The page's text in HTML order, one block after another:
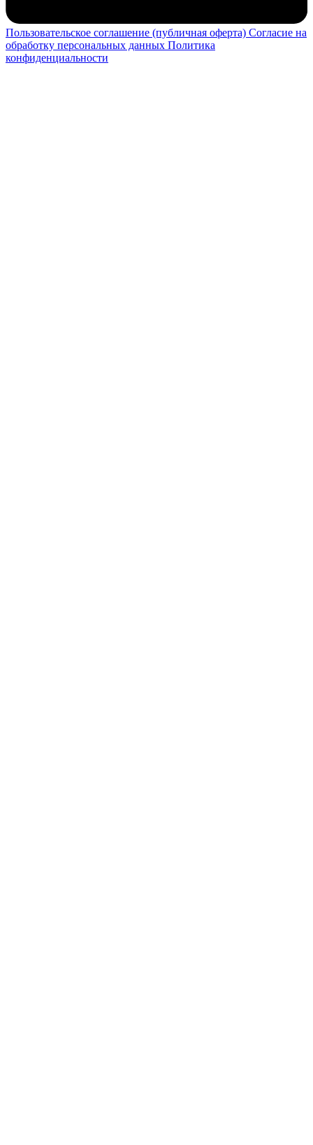
Пользовательское соглашение (публичная оферта) Согласие на
обработку персональных данных Политика
конфиденциальности